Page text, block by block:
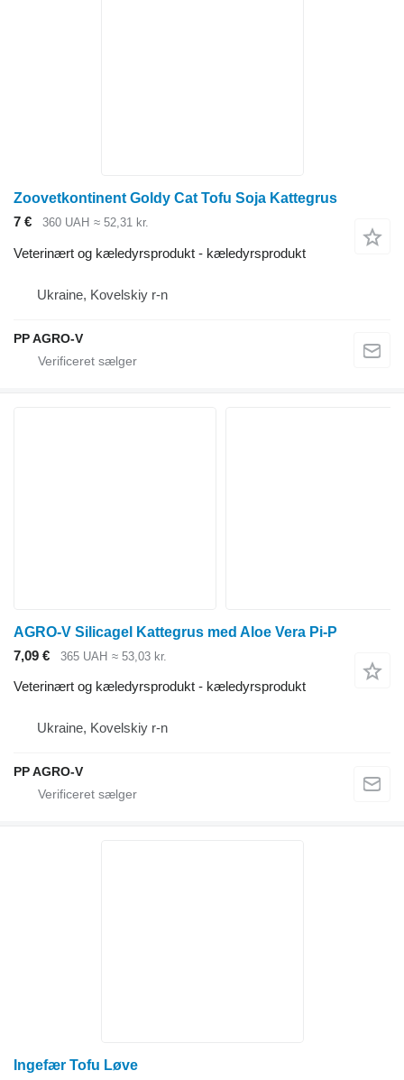
Zoovetkontinent Goldy Cat Tofu Soja Kattegrus
7 €
360 UAH ≈ 52,31 kr.
Veterinært og kæledyrsprodukt - kæledyrsprodukt
Ukraine, Kovelskiy r-n
PP AGRO-V
AGRO-V Silicagel Kattegrus med Aloe Vera Pi-P
7,09 €
365 UAH ≈ 53,03 kr.
Veterinært og kæledyrsprodukt - kæledyrsprodukt
Ukraine, Kovelskiy r-n
PP AGRO-V
Ingefær Tofu Løve